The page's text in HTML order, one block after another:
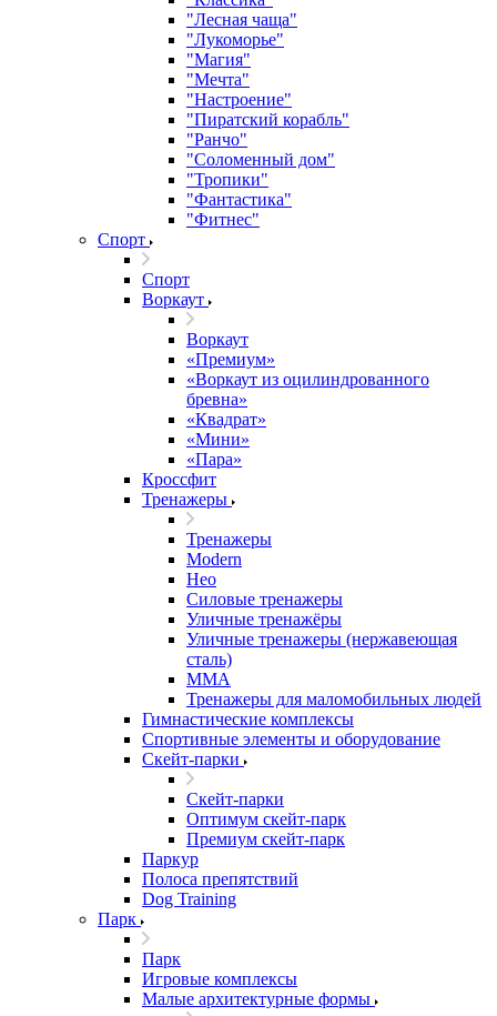
"Лесная чаща"
"Лукоморье"
"Магия"
"Мечта"
"Настроение"
"Пиратский корабль"
"Ранчо"
"Соломенный дом"
"Тропики"
"Фантастика"
"Фитнес"
Спорт
Спорт
Воркаут
Воркаут
«Премиум»
«Воркаут из оцилиндрованного
бревна»
«Квадрат»
«Мини»
«Пара»
Кроссфит
Тренажеры
Тренажеры
Modern
Нео
Силовые тренажеры
Уличные тренажёры
Уличные тренажеры (нержавеющая
сталь)
ММА
Тренажеры для маломобильных людей
Гимнастические комплексы
Спортивные элементы и оборудование
Скейт-парки
Скейт-парки
Оптимум скейт-парк
Премиум скейт-парк
Паркур
Полоса препятствий
Dog Training
Парк
Парк
Игровые комплексы
Малые архитектурные формы